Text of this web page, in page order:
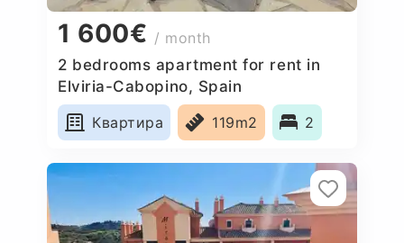
1 600€ / month
2 bedrooms apartment for rent in
Elviria-Cabopino, Spain
Квартира
119m2 2